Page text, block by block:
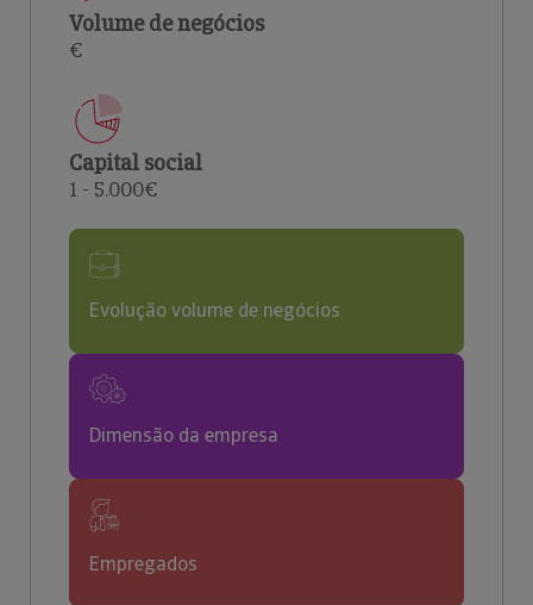
Volume de negócios
€
Capital social
1 - 5.000€
Evolução volume de negócios
Dimensão da empresa
Empregados